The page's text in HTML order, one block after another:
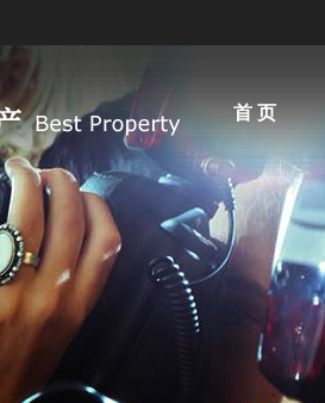
首 页